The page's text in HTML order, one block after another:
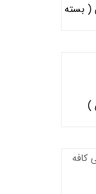
( بسته